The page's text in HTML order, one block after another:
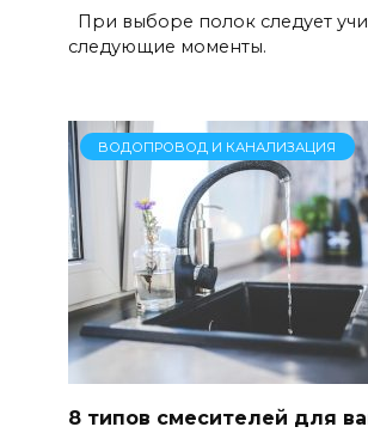
При выборе полок следует
следующие моменты.
ВОДОПРОВОД И КАНАЛИЗАЦИЯ
8 типов смесителей для